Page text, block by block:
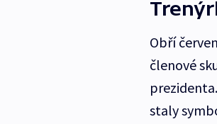
Obří
členové
staly